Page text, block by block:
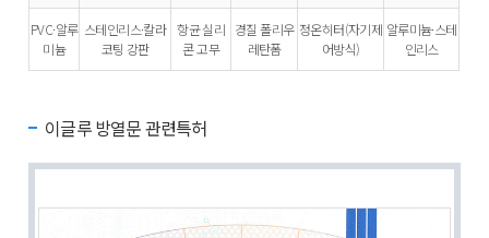
PVC·알루
미늄
스테인리스·칼라
코팅 강판
항균 실리
콘 고무
경질 폴리우
레탄폼
정온히터(자기제
어방식)
알루미늄·스테
인리스
이글루 방열문 관련특허